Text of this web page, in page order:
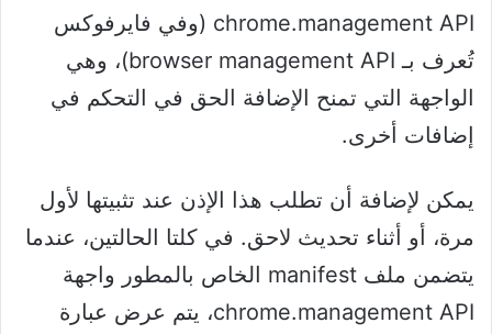
chrome.management API (وفي فايرفوكس
تُعرف بـ browser management API)، وهي
الواجهة التي تمنح الإضافة الحق في التحكم في
إضافات أخرى.
يمكن لإضافة أن تطلب هذا الإذن عند تثبيتها لأول
مرة، أو أثناء تحديث لاحق. في كلتا الحالتين، عندما
يتضمن ملف manifest الخاص بالمطور واجهة
chrome.management API، يتم عرض عبارة